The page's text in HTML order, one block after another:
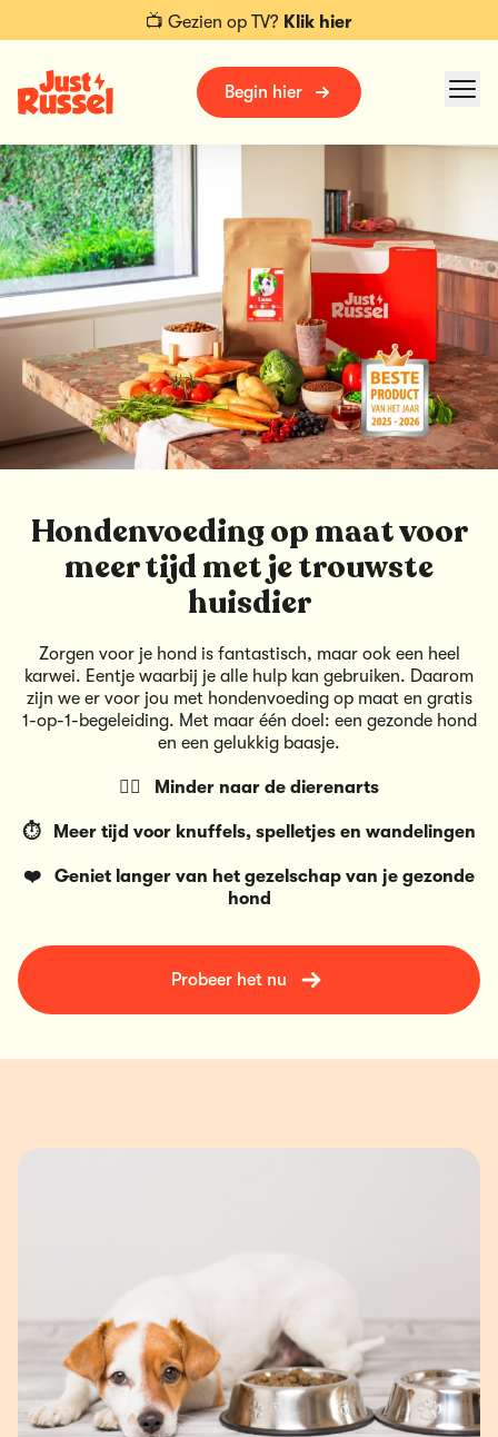
📺 Gezien op TV? Klik hier
Begin hier
Hondenvoeding op maat voor
meer tijd met je trouwste
huisdier
Zorgen voor je hond is fantastisch, maar ook een heel
karwei. Eentje waarbij je alle hulp kan gebruiken. Daarom
zijn we er voor jou met hondenvoeding op maat en gratis
1-op-1-begeleiding. Met maar één doel: een gezonde hond
en een gelukkig baasje.
👩‍⚕️ Minder naar de dierenarts
⏱️ Meer tijd voor knuffels, spelletjes en wandelingen
❤️ Geniet langer van het gezelschap van je gezonde
hond
Probeer het nu